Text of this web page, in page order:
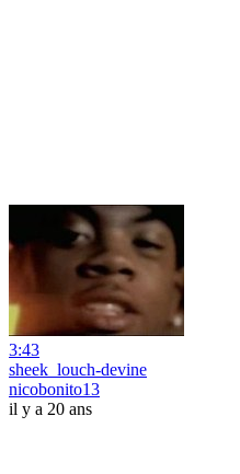
3:43
sheek_louch-devine
nicobonito13
il y a 20 ans